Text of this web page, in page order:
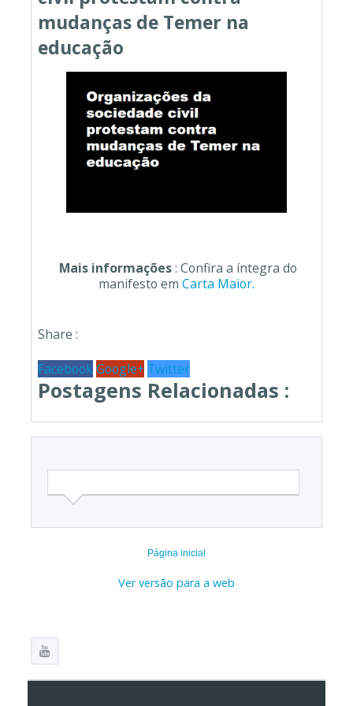
mudanças de Temer na
educação
Mais informações: Confira a íntegra do
manifesto em Carta Maior.
Share :
Facebook Google+ Twitter
Postagens Relacionadas :
Página inicial
Ver versão para a web